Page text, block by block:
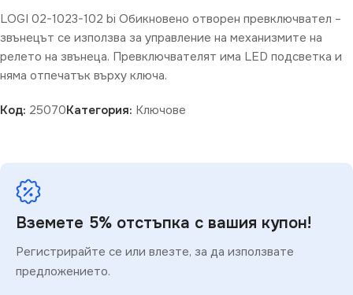
LOGI 02-1023-102 bi Обикновено отворен превключвател –
звънецът се използва за управление на механизмите на
релето на звънеца. Превключвателят има LED подсветка и
няма отпечатък върху ключа.
Код: 25070Категория: Ключове
Вземете 5% отстъпка с вашия купон!
Регистрирайте се или влезте, за да използвате
предложението.